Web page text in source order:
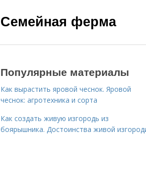
Семейная ферма
Популярные материалы
Как вырастить яровой чеснок. Яровой
чеснок: агротехника и сорта
Как создать живую изгородь из
боярышника. Достоинства живой